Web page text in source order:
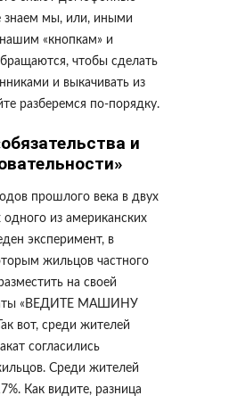
знаем мы, или, иными
«кнопкам» и
чтобы сделать
и выкачивать из
разберемся по-порядку.
и
прошлого века в двух
одного из американских
эксперимент, в
жильцов частного
на своей
«ВЕДИТЕ МАШИНУ
вот, среди жителей
согласились
Среди жителей
Как видите, разница